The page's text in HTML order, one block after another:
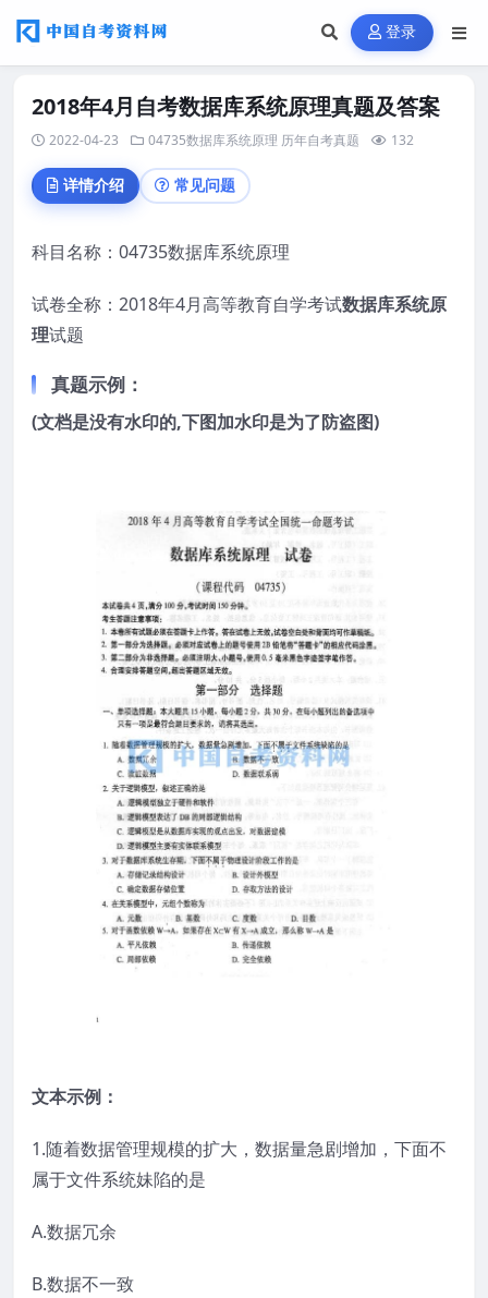
登录
2018年4月自考数据库系统原理真题及答案
2022-04-23 04735数据库系统原理 历年自考真题 132
详情介绍 常见问题
科目名称：04735数据库系统原理
试卷全称：2018年4月高等教育自学考试数据库系统原
理试题
真题示例：
(文档是没有水印的,下图加水印是为了防盗图)
文本示例：
1.随着数据管理规模的扩大，数据量急剧增加，下面不
属于文件系统妹陷的是
A.数据冗余
B.数据不一致